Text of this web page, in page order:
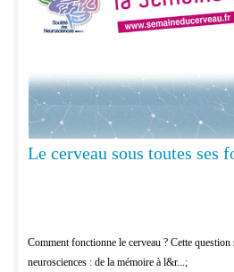
Le cerveau sous toutes ses
Comment fonctionne le cerveau ? Cette
neurosciences : de la mémoire à l&r...;